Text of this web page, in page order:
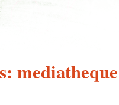
mediatheque